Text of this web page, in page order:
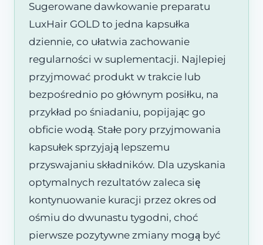
Sugerowane dawkowanie preparatu
LuxHair GOLD to jedna kapsułka
dziennie, co ułatwia zachowanie
regularności w suplementacji. Najlepiej
przyjmować produkt w trakcie lub
bezpośrednio po głównym posiłku, na
przykład po śniadaniu, popijając go
obficie wodą. Stałe pory przyjmowania
kapsułek sprzyjają lepszemu
przyswajaniu składników. Dla uzyskania
optymalnych rezultatów zaleca się
kontynuowanie kuracji przez okres od
ośmiu do dwunastu tygodni, choć
pierwsze pozytywne zmiany mogą być